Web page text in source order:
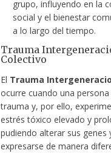
grupo, influyendo en la
social y el bienestar
a lo largo del tiempo.
Trauma
Colectivo
El Trauma
ocurre cuando una
trauma y, por ello,
estrés tóxico elevado y
pudiendo alterar sus genes
expresarse de manera